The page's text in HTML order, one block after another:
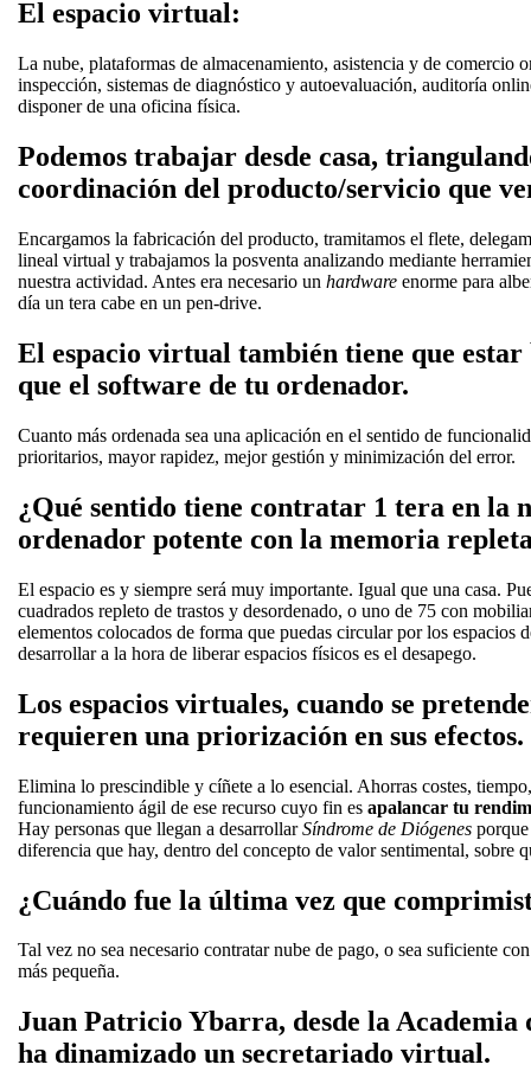
El espacio virtual:
La nube, plataformas de almacenamiento, asistencia y de comercio
inspección, sistemas de diagnóstico y autoevaluación, auditoría
disponer de una oficina física.
Podemos trabajar desde casa,
coordinación del producto/servicio que
Encargamos la fabricación del producto, tramitamos el flete,
lineal virtual y trabajamos la posventa analizando mediante
nuestra actividad. Antes era necesario un hardware enorme para
día un tera cabe en un pen-drive.
El espacio virtual también tiene que
que el software de tu ordenador.
Cuanto más ordenada sea una aplicación en el sentido de
prioritarios, mayor rapidez, mejor gestión y minimización del error.
¿Qué sentido tiene contratar 1 tera en la
ordenador potente con la memoria
El espacio es y siempre será muy importante. Igual que una casa.
cuadrados repleto de trastos y desordenado, o uno de 75 con
elementos colocados de forma que puedas circular por los espacios
desarrollar a la hora de liberar espacios físicos es el desapego.
Los espacios virtuales, cuando se
requieren una priorización en sus efectos.
Elimina lo prescindible y cíñete a lo esencial. Ahorras costes,
funcionamiento ágil de ese recurso cuyo fin es apalancar tu
Hay personas que llegan a desarrollarSíndrome de Diógenes
diferencia que hay, dentro del concepto de valor sentimental, sobre
¿Cuándo fue la última vez que
Tal vez no sea necesario contratar nube de pago, o sea suficiente
más pequeña.
Juan Patricio Ybarra, desde la
ha dinamizado un secretariado virtual.